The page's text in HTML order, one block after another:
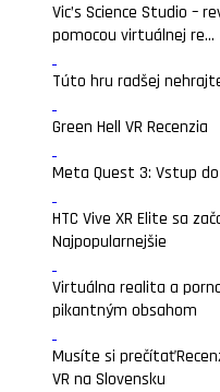
Vic’s Science Studio –
pomocou virtuálnej re...
Túto hru radšej
Green Hell VR Recenzia
Meta Quest 3: Vstup
HTC Vive XR Elite sa
Najpopularnejšie
Virtuálna realita a
pikantným obsahom
Musíte si prečítať
VR na Slovensku